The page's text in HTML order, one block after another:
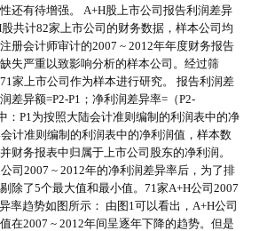
还有待增强。 A+H股上市公司报告利润差异
共计82家上市公司的财务数据，样本公司均
册会计师审计的2007 ~ 2012年年度财务报告
失严重以致影响分析的样本公司。经过筛
家上市公司作为样本进行研究。 报告利润差
差异额=P2-P1；净利润差异率=（P2-
：P1为按照大陆会计准则编制的利润表中的净
计准则编制的利润表中的净利润值，样本数
财务报表中归属于上市公司股东的净利润。
司2007 ~ 2012年的净利润差异率后，为了排
除了5个最大值和最小值。71家A+H公司2007
率趋势如图所示： 由图1可以看出，A+H公司
在2007 ~ 2012年间呈逐年下降的趋势。但是